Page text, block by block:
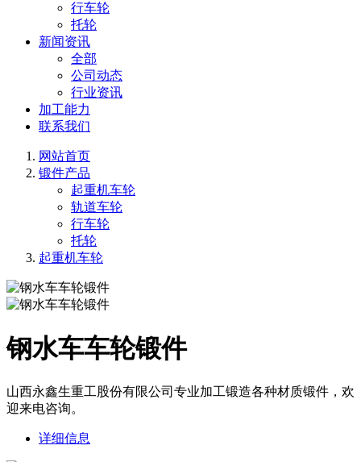
行车轮
托轮
新闻资讯
全部
公司动态
行业资讯
加工能力
联系我们
网站首页
锻件产品
起重机车轮
轨道车轮
行车轮
托轮
起重机车轮
钢水车车轮锻件
山西永鑫生重工股份有限公司专业加工锻造各种材质锻件，欢
迎来电咨询。
详细信息